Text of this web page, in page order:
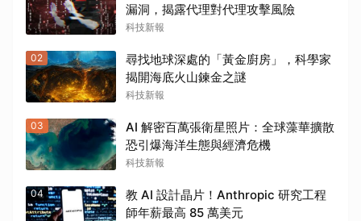
漏洞，揭露代理對代理攻擊風險
科技新報
02
尋找地球深處的「黃金廚房」，科學家
揭開海底火山鍊金之謎
科技新報
03
AI 解密百萬張衛星照片：全球藻華擴散
恐引爆海洋生態與經濟危機
科技新報
04
教 AI 設計晶片！Anthropic 研究工程
師年薪最高 85 萬美元